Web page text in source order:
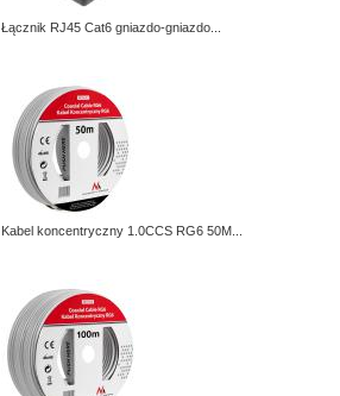
Łącznik RJ45 Cat6 gniazdo-gniazdo...
Kabel koncentryczny 1.0CCS RG6 50M...